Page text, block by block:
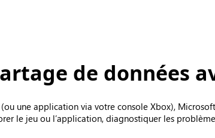
de données
une application via votre console Xbox),
le jeu ou l’application, diagnostiquer les